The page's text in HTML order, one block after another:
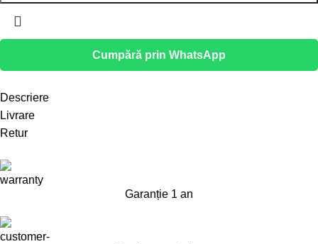
Cumpără prin WhatsApp
Descriere
Livrare
Retur
Garanție 1 an